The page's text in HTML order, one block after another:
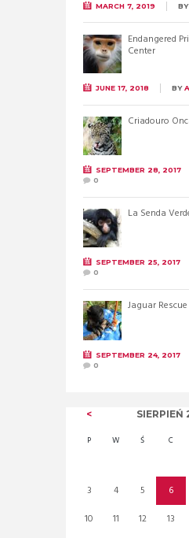
MARCH 7, 2019 BY
Endangered
Center
JUNE 17, 2018 BY
Criadouro
SEPTEMBER 28, 2017
0
La Senda
SEPTEMBER 25, 2017
0
Jaguar
SEPTEMBER 24, 2017
0
SIERPIEŃ
P W Ś C
3
4 5 6
10
11 12 13